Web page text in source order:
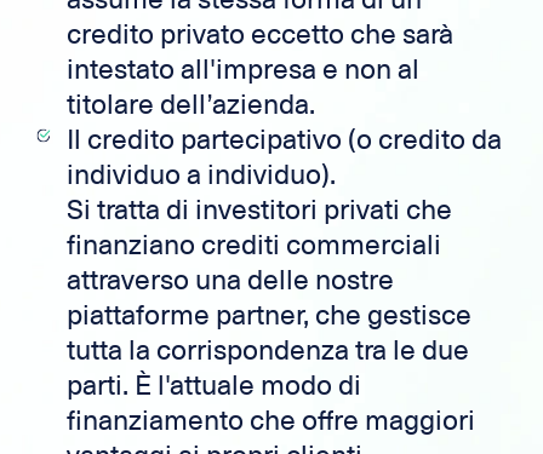
credito privato eccetto che sarà
intestato all'impresa e non al
titolare dell’azienda.
Il credito partecipativo (o credito da
individuo a individuo).
Si tratta di investitori privati ​​che
finanziano crediti commerciali
attraverso una delle nostre
piattaforme partner, che gestisce
tutta la corrispondenza tra le due
parti. È l'attuale modo di
finanziamento che offre maggiori